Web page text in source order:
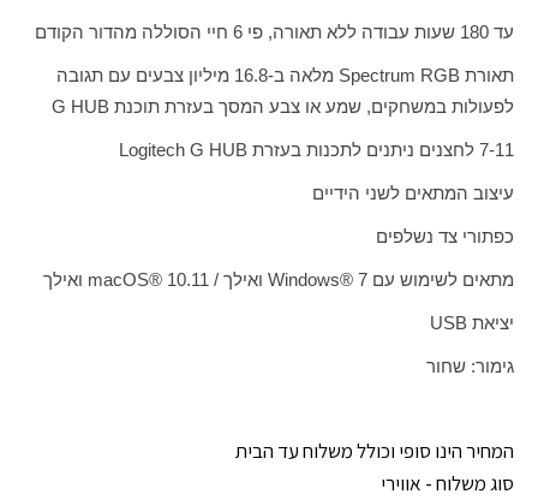
עד 180 שעות עבודה ללא תאורה, פי 6 חיי הסוללה מהדור הקודם
תאורת Spectrum RGB
מלאה ב-16.8 מיליון צבעים עם תגובה
לפעולות במשחקים, שמע או צבע המסך בעזרת תוכנת G HUB
7-11 לחצנים ניתנים לתכנות בעזרת Logitech G HUB
עיצוב המתאים לשני הידיים
כפתורי צד נשלפים
מתאים לשימוש עם Windows® 7 ואילך / macOS® 10.11 ואילך
יציאת USB
גימור: שחור
המחיר הינו סופי וכולל משלוח עד הבית
סוג משלוח - אווירי